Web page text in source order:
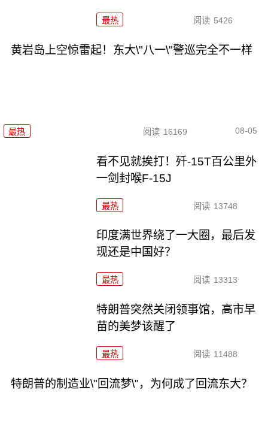
最热 阅读 5426
黄岩岛上空惊雷起！东大\"八一\"警巡完全不一样
最热 阅读 16169 08-05
看不见就挨打！歼-15T百公里外
一剑封喉F-15J
最热 阅读 13748
印度满世界绕了一大圈，最后发
现还是中国好？
最热 阅读 13313
特朗普突然关闭领事馆，高市早
苗的美梦该醒了
最热 阅读 11488
特朗普的制造业\"回流梦\"，为何成了回流东大？